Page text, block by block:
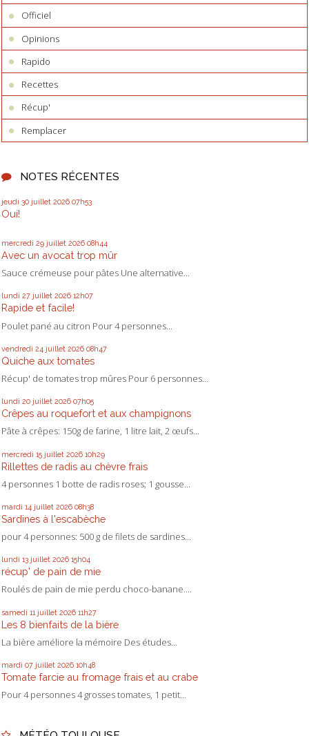
Officiel
Opinions
Rapido
Recettes
Récup'
Remplacer
NOTES RÉCENTES
jeudi 30 juillet 2026 07h53
Oui!
mercredi 29 juillet 2026 08h44
Avec un avocat trop mûr
Sauce crémeuse pour pâtes Une alternative...
lundi 27 juillet 2026 12h07
Rapide et facile!
Poulet pané au citron Pour 4 personnes...
vendredi 24 juillet 2026 08h47
Quiche aux tomates
Récup' de tomates trop mûres Pour 6 personnes...
lundi 20 juillet 2026 07h05
Crêpes au roquefort et aux champignons
Pâte à crêpes: 150g de farine, 1 litre lait, 2 œufs...
mercredi 15 juillet 2026 10h29
Rillettes de radis au chèvre frais
4 personnes 1 botte de radis roses; 1 gousse...
mardi 14 juillet 2026 08h38
Sardines à l'escabèche
pour 4 personnes: 500 g de filets de sardines...
lundi 13 juillet 2026 15h04
récup' de pain de mie
Roulés de pain de mie perdu choco-banane....
samedi 11 juillet 2026 11h27
Les 8 bienfaits de la bière
La bière améliore la mémoire Des études...
mardi 07 juillet 2026 10h48
Tomate farcie au fromage frais et au crabe
Pour 4 personnes 4 grosses tomates, 1 petit...